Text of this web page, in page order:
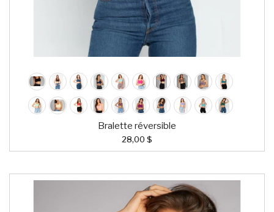
Bralette réversible
28,00 $